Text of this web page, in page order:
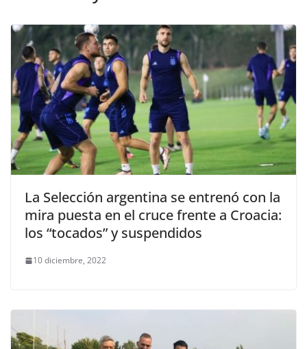
La Selección argentina se entrenó con la
mira puesta en el cruce frente a Croacia:
los “tocados” y suspendidos
10 diciembre, 2022